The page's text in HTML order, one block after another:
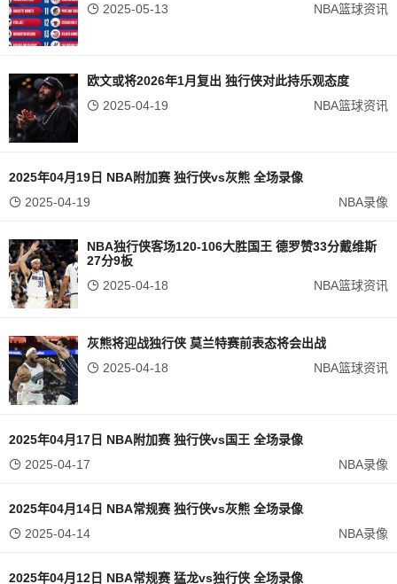
2025-05-13
NBA篮球资讯
欧文或将2026年1月复出 独行侠对此持乐观态度
2025-04-19
NBA篮球资讯
2025年04月19日 NBA附加赛 独行侠vs灰熊 全场录像
2025-04-19
NBA录像
NBA独行侠客场120-106大胜国王 德罗赞33分戴维斯
27分9板
2025-04-18
NBA篮球资讯
灰熊将迎战独行侠 莫兰特赛前表态将会出战
2025-04-18
NBA篮球资讯
2025年04月17日 NBA附加赛 独行侠vs国王 全场录像
2025-04-17
NBA录像
2025年04月14日 NBA常规赛 独行侠vs灰熊 全场录像
2025-04-14
NBA录像
2025年04月12日 NBA常规赛 猛龙vs独行侠 全场录像